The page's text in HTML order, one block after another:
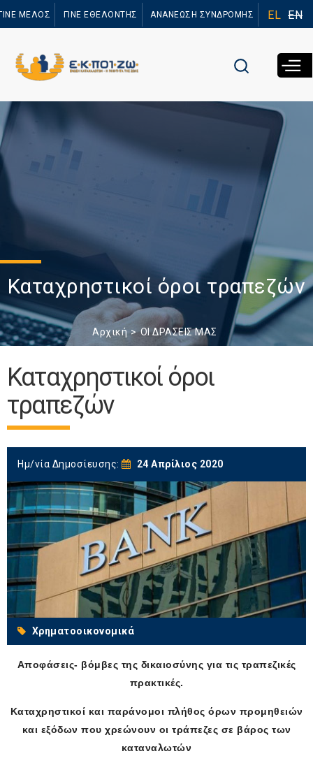
προς το
ΜΕΛΟΣ ΓΙΝΕ ΕΘΕΛΟΝΤΗΣ ΑΝΑΝΕΩΣΗ ΣΥΝΔΡΟΜΗΣ EL EN
Καταχρηστικοί όροι τραπεζών
Αρχική ΟΙ ΔΡΑΣΕΙΣ ΜΑΣ
Καταχρηστικοί όροι
τραπεζών
Ημ/νία Δημοσίευσης: 24 Απρίλιος 2020
Χρηματοοικονομικά
Αποφάσεις- βόμβες της δικαιοσύνης για τις τραπεζικές
πρακτικές.
Καταχρηστικοί και παράνομοι πλήθος όρων προμηθειών
και εξόδων που χρεώνουν οι τράπεζες σε βάρος των
καταναλωτών